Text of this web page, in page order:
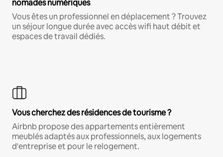
nomades numériques
Vous êtes un professionnel en déplacement ? Trouvez
un séjour longue durée avec accès wifi haut débit et
espaces de travail dédiés.
Vous cherchez des résidences de tourisme ?
Airbnb propose des appartements entièrement
meublés adaptés aux professionnels, aux logements
d'entreprise et pour le relogement.